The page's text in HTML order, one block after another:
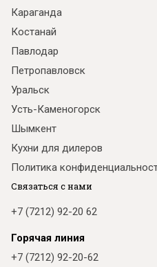
Караганда
Костанай
Павлодар
Петропавловск
Уральск
Усть-Каменогорск
Шымкент
Кухни для дилеров
Политика
Связаться с нами
+7 (7212) 92-20 62
Горячая линия
+7 (7212) 92-20-62